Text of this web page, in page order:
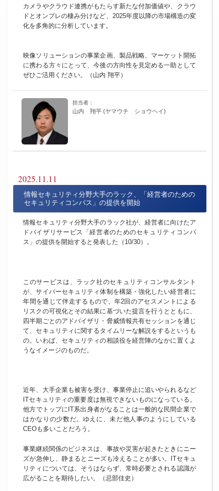
カメラやクラウド連携がもたらす新たな付加価値や、クラウ
ドとオンプレの棲み分けなど、2025年度以降の市場構造の変
化を多角的に分析しています。
映像ソリューションの事業企画、製品戦略、マーケット開拓
に携わる方々にとって、今後の方向性を見定める一助として
ぜひご活用ください。（ 山内 翔平）
山内 翔平 (ヤマウチ ショウヘイ)
2025.11.11
情報セキュリティ分野大手のラック、「経営者のための
セキュリティコンパス」の提供を開始
情報セキュリティ分野大手のラック社が、経営者に向けたア
ドバイザリサービス「経営者のためのセキュリティコンパ
ス」の提供を開始すると発表した（10/30）。
このサービスは、ラック社のセキュリティコンサルタント
が、サイバーセキュリティ体制を構築・強化したい経営者に
年間を通じて伴走するもので、年2回のアセスメントによる
リスクの可視化とその結果に基づいた提言を行うとともに、
四半期ごとのアドバイザリ・脅威情報共有セッションを通じ
て、セキュリティに関するタイムリーな解説をするというも
の。いわば、セキュリティの相談役を経営陣のなかに置くよ
うなイメージのものだ。
近年、大手企業も被害を受け、事業停止に追いやられるなど
ITセキュリティの重要度は無視できないものになっている。
他方でトップにIT系出身者がなることは一般的な民間企業で
はかなりの少数だ。ゆえに、未だ他人事のようにしている
CEOも多いことだろう。
事業継続関係のビジネスは、事故や災害が起きたときにニー
ズが急伸し、静まるとニーズも冷えることが多い。ITセキュ
リティについては、そうはならず、常時必要とされる認識が
広がることを期待したい。（忌部佳史）